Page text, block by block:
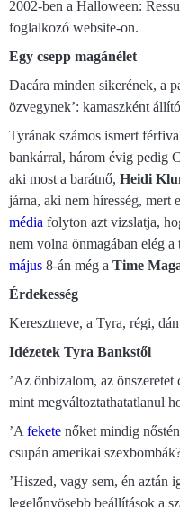
2002-ben a Halloween:
foglalkozó website-on.
Egy csepp magánélet
Dacára minden sikerének, a
özvegynek’: kamaszként
Tyrának számos ismert
bankárral, három évig pedig
aki most a barátnő, Heidi
járna, aki nem híresség, mert
média folyton azt vizslatja,
nem volna önmagában elég
május 8-án még a Time
Érdekesség
Keresztneve, a Tyra, régi,
Idézetek Tyra Bankstől
’Az önbizalom, az
mint megváltoztathatatlanul
’A fekete nőket mindig
csupán amerikai
’Hiszed, vagy sem, én aztán
legelőnyösebb beállítások a